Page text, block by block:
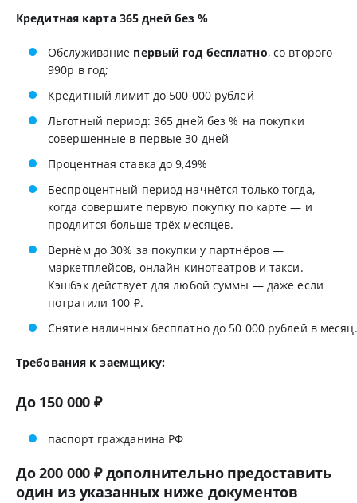
Кредитная карта 365 дней без %
Обслуживание первый год бесплатно, со второго
990р в год;
Кредитный лимит до 500 000 рублей
Льготный период: 365 дней без % на покупки
совершенные в первые 30 дней
Процентная ставка до 9,49%
Беспроцентный период начнётся только тогда,
когда совершите первую покупку по карте — и
продлится больше трёх месяцев.
Вернём до 30% за покупки у партнёров —
маркетплейсов, онлайн-кинотеатров и такси.
Кэшбэк действует для любой суммы — даже если
потратили 100 ₽.
Снятие наличных бесплатно до 50 000 рублей в месяц.
Требования к заемщику:
До 150 000 ₽
паспорт гражданина РФ
До 200 000 ₽ дополнительно предоставить
один из указанных ниже документов